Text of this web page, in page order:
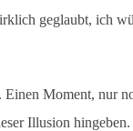
geglaubt, ich
Einen Moment, nur
Illusion